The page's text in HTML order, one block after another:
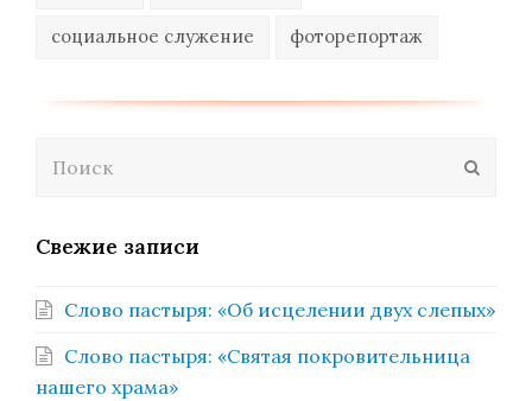
социальное служение фоторепортаж
Свежие записи
Слово пастыря: «Об исцелении двух слепых»
Слово пастыря: «Святая покровительница
нашего храма»